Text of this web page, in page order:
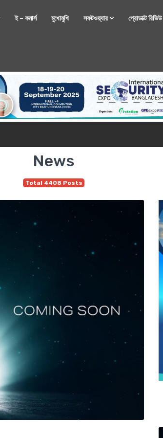
ই – কমার্স মুখোমুখি সফটওয়্যার প্রোডাক্ট রিভিউ
News
Total 4408 Posts